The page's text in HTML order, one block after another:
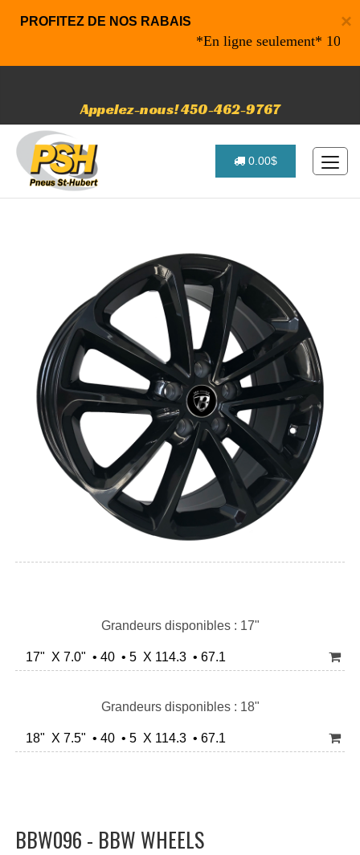
×
PROFITEZ DE NOS RABAIS
*En ligne seulement* 10% de
Appelez-nous! 450-462-9767
0.00$
Grandeurs disponibles : 17"
17" X 7.0" • 40 • 5 X 114.3 • 67.1
Grandeurs disponibles : 18"
18" X 7.5" • 40 • 5 X 114.3 • 67.1
BBW096 - BBW WHEELS